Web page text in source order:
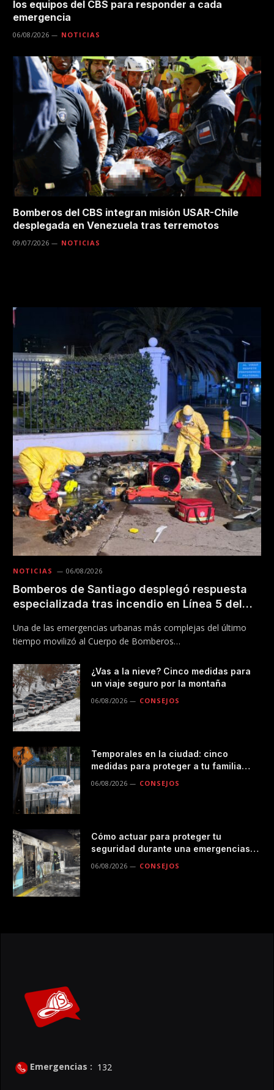
los equipos del CBS para responder a cada
emergencia
06/08/2026 NOTICIAS
Bomberos del CBS integran misión USAR-Chile
desplegada en Venezuela tras terremotos
09/07/2026 NOTICIAS
NOTICIAS 06/08/2026
Bomberos de Santiago desplegó respuesta
especializada tras incendio en Línea 5 del
Una de las emergencias urbanas más complejas del último
tiempo movilizó al Cuerpo de Bomberos…
¿Vas a la nieve? Cinco medidas para
un viaje seguro por la montaña
06/08/2026 CONSEJOS
Temporales en la ciudad: cinco
medidas para proteger a tu familia
06/08/2026 CONSEJOS
Cómo actuar para proteger tu
seguridad durante una emergencias
06/08/2026 CONSEJOS
Emergencias : 132